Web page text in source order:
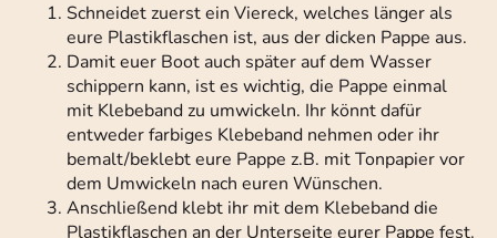
Schneidet zuerst ein Viereck, welches länger als
eure Plastikflaschen ist, aus der dicken Pappe aus.
Damit euer Boot auch später auf dem Wasser
schippern kann, ist es wichtig, die Pappe einmal
mit Klebeband zu umwickeln. Ihr könnt dafür
entweder farbiges Klebeband nehmen oder ihr
bemalt/beklebt eure Pappe z.B. mit Tonpapier vor
dem Umwickeln nach euren Wünschen.
Anschließend klebt ihr mit dem Klebeband die
Plastikflaschen an der Unterseite eurer Pappe fest.